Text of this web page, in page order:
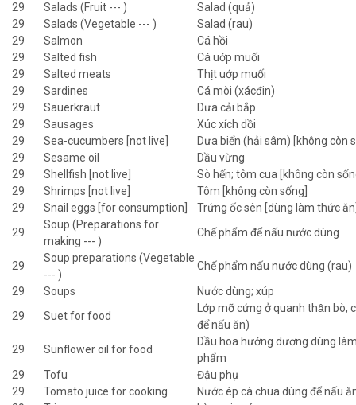
29
Salads (Fruit --- )
Salad (quả)
29
Salads (Vegetable --- )
Salad (rau)
29
Salmon
Cá hồi
29
Salted fish
Cá uớp muối
29
Salted meats
Thịt uớp muối
29
Sardines
Cá mòi (xácđin)
29
Sauerkraut
Dưa cải bắp
29
Sausages
Xúc xích dồi
29
Sea-cucumbers [not live]
Dưa biển (hải sâm) [không còn
29
Sesame oil
Dầu vừng
29
Shellfish [not live]
Sò hến; tôm cua [không còn
29
Shrimps [not live]
Tôm [không còn sống]
29
Snail eggs [for consumption]
Trứng ốc sên [dùng làm thức
29
Soup (Preparations for
making --- )
Chế phẩm để nấu nước dùng
29
Soup preparations (Vegetable
--- )
Chế phẩm nấu nước dùng (rau)
29
Soups
Nước dùng; xúp
29
Suet for food
Lớp mỡ cứng ở quanh thận bò,
để nấu ăn)
29
Sunflower oil for food
Dầu hoa hướng dương dùng
phẩm
29
Tofu
Đậu phụ
29
Tomato juice for cooking
Nước ép cà chua dùng để nấu